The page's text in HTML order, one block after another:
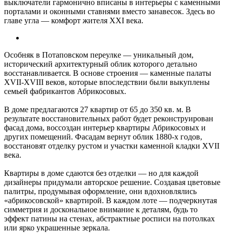
выключатели гармонично вписаны в интерьеры с каменными
порталами и оконными ставнями вместо занавесок. Здесь во
главе угла — комфорт жителя XXI века.
Особняк в Потаповском переулке — уникальный дом,
исторический архитектурный облик которого детально
восстанавливается. В основе строения — каменные палаты
XVII-XVIII веков, которые впоследствии были выкуплены
семьей фабрикантов Абрикосовых.
В доме предлагаются 27 квартир от 65 до 350 кв. м. В
результате восстановительных работ будет реконструирован
фасад дома, воссоздан интерьер квартиры Абрикосовых и
других помещений. Фасадам вернут облик 1880-х годов,
восстановят отделку рустом и участки каменной кладки XVII
века.
Квартиры в доме сдаются без отделки — но для каждой
дизайнеры придумали авторское решение. Создавая цветовые
палитры, продумывая оформление, они вдохновлялись
«абрикосовской» квартирой. В каждом лоте — подчеркнутая
симметрия и доскональное внимание к деталям, будь то
эффект патины на стенах, абстрактные росписи на потолках
или ярко украшенные зеркала.